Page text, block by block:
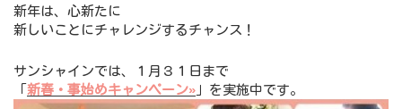
新年は、心新たに
新しいことにチャレンジするチャンス！
サンシャインでは、１月３１日まで
「 新春・事始めキャンペーン» 」を実施中です。